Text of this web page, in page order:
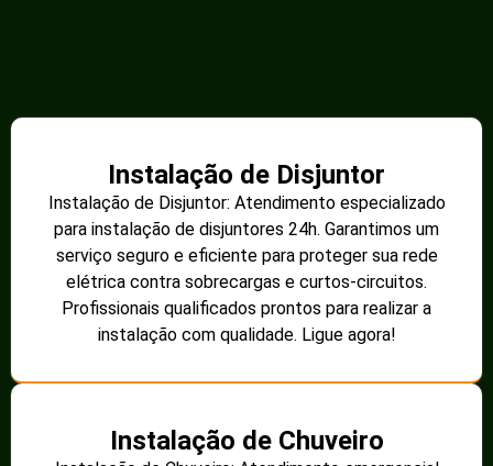
Instalação de Disjuntor
Instalação de Disjuntor: Atendimento especializado
para instalação de disjuntores 24h. Garantimos um
serviço seguro e eficiente para proteger sua rede
elétrica contra sobrecargas e curtos-circuitos.
Profissionais qualificados prontos para realizar a
instalação com qualidade. Ligue agora!
Instalação de Chuveiro